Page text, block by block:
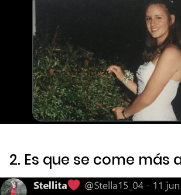
2. Es que se come más